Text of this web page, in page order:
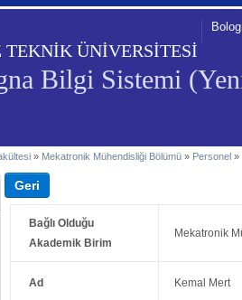
ÜNİVERSİTESİ
Bilgi Sistemi
» Mekatronik Mühendisliği Bölümü » Personel »
Bağlı Olduğu
Akademik Birim
Mekatronik
Ad Kemal Mert